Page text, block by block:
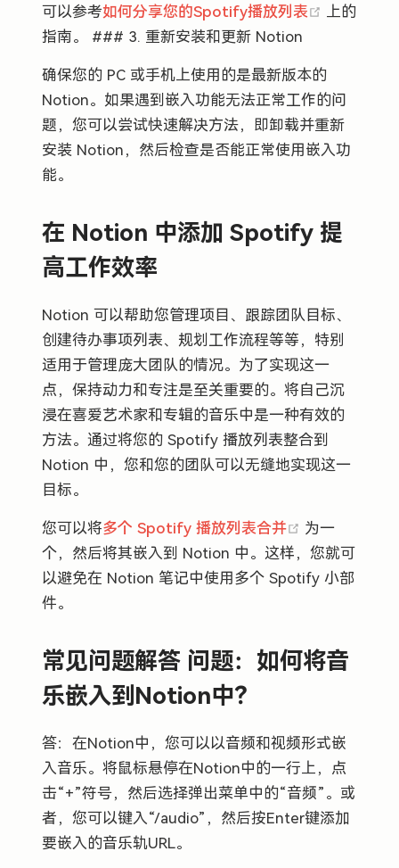
可以参考如何分享您的Spotify播放列表 (opens
上的
指南。 ### 3. 重新安装和更新 Notion
确保您的 PC 或手机上使用的是最新版本的
Notion。如果遇到嵌入功能无法正常工作的问
题，您可以尝试快速解决方法，即卸载并重新
安装 Notion，然后检查是否能正常使用嵌入功
能。
在 Notion 中添加 Spotify 提
高工作效率
Notion 可以帮助您管理项目、跟踪团队目标、
创建待办事项列表、规划工作流程等等，特别
适用于管理庞大团队的情况。为了实现这一
点，保持动力和专注是至关重要的。将自己沉
浸在喜爱艺术家和专辑的音乐中是一种有效的
方法。通过将您的 Spotify 播放列表整合到
Notion 中，您和您的团队可以无缝地实现这一
目标。
您可以将多个 Spotify 播放列表合并 (opens new
为一
个，然后将其嵌入到 Notion 中。这样，您就可
以避免在 Notion 笔记中使用多个 Spotify 小部
件。
常见问题解答 问题：如何将音
乐嵌入到Notion中？
答：在Notion中，您可以以音频和视频形式嵌
入音乐。将鼠标悬停在Notion中的一行上，点
击“+”符号，然后选择弹出菜单中的“音频”。或
者，您可以键入“/audio”，然后按Enter键添加
要嵌入的音乐轨URL。